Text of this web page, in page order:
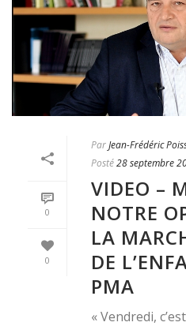
0
0
ParJean-Frédéric
Posté28 septembre
VIDEO –
NOTRE
LA
DE
PMA
« Vendredi,